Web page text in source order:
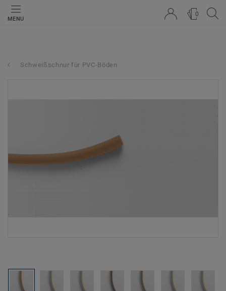
MENU
0
Schweißschnur für PVC-Böden